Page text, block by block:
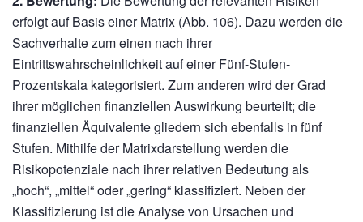
erfolgt auf Basis einer Matrix (Abb. 106). Dazu werden die
Sachverhalte zum einen nach ihrer
Eintrittswahrscheinlichkeit auf einer Fünf-Stufen-
Prozentskala kategorisiert. Zum anderen wird der Grad
ihrer möglichen finanziellen Auswirkung beurteilt; die
finanziellen Äquivalente gliedern sich ebenfalls in fünf
Stufen. Mithilfe der Matrixdarstellung werden die
Risikopotenziale nach ihrer relativen Bedeutung als
„hoch“, „mittel“ oder „gering“ klassifiziert. Neben der
Klassifizierung ist die Analyse von Ursachen und